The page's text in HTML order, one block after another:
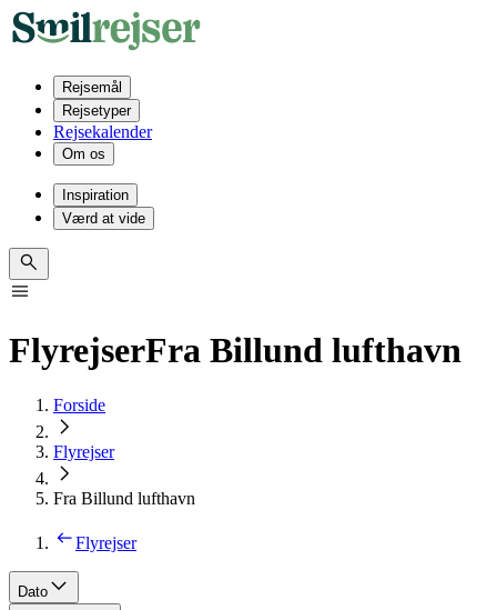
Rejsemål
Rejsetyper
Rejsekalender
Om os
Inspiration
Værd at vide
FlyrejserFra Billund lufthavn
Forside
Flyrejser
Fra Billund lufthavn
Flyrejser
Dato